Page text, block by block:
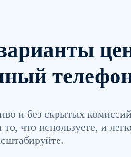
и без скрытых
то, что используете, и